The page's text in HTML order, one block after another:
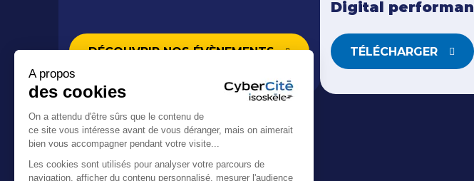
A propos
des cookies
On a attendu d'être sûrs que le contenu de
ce site vous intéresse avant de vous déranger, mais on aimerait
bien vous accompagner pendant votre visite...
Les cookies sont utilisés pour analyser votre parcours de
navigation, afficher du contenu personnalisé, mesurer l'audience
DÉCOUVRIR NOS ÉVÈNEMENTS
Digital
TÉLÉCHARGER
RETROUVEZ-NOUS SUR LES RÉSEAUX !